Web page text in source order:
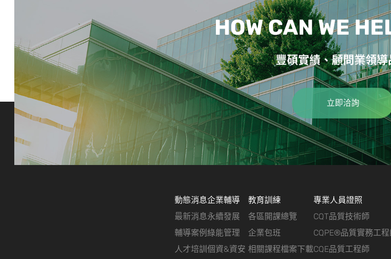
HOW CAN WE
豐碩實績、顧問業領導
立即洽詢
動態消息
最新消息
輔導案例
人才培訓
企業輔導
永續發展
綠能管理
個資&資安
教育訓練
各區開課總覽
企業包班
相關課程檔案下載
專業人員證照
CQT品質技術師
CQPE®品質實務工程
CQE品質工程師